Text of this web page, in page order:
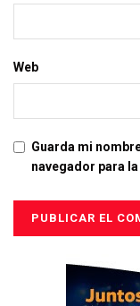
Web
Guarda mi
navegador para